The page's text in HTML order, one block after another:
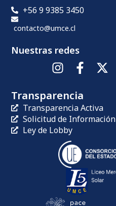
+56 9 9385 3450
contacto@umce.cl
Nuestras redes
Transparencia
Transparencia Activa
Solicitud de Información
Ley de Lobby